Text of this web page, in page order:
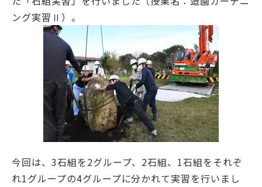
企業の方
在学生・教職員の方
卒業生の方
地域の方
OFFICIAL SNS
南九州大学公式SNS
ング実習Ⅱ）。
今回は、3石組を2グループ、2石組、1石組をそれぞ
れ1グループの4グループに分かれて実習を行いまし